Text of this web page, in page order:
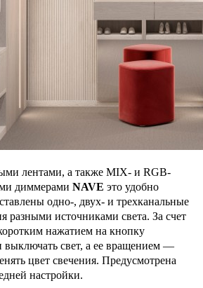
лентами, а также MIX- и RGB-
диммерами NAVE это удобно
одно-, двух- и трехканальные
разными источниками света. За счет
нажатием на кнопку
выключать свет, а ее вращением —
цвет свечения. Предусмотрена
настройки.